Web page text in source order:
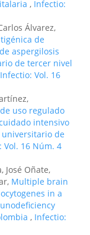
, Infectio:
Álvarez,
de
aspergilosis
de tercer nivel
Infectio: Vol. 16
uso regulado
intensivo
de
Vol. 16 Núm. 4
José Oñate,
Multiple brain
in a
, Infectio: